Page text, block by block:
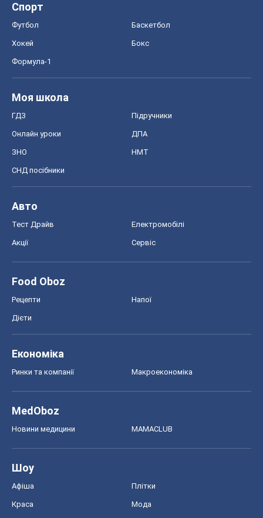
Спорт
Футбол Баскетбол
Хокей Бокс
Формула-1
Моя школа
ГДЗ Підручники
Онлайн уроки ДПА
ЗНО НМТ
СНД посібники
Авто
Тест Драйв Електромобілі
Акції Сервіс
Food Oboz
Рецепти Напої
Дієти
Економіка
Ринки та компанії Макроекономіка
MedOboz
Новини медицини MAMACLUB
Шоу
Афіша Плітки
Краса Мода